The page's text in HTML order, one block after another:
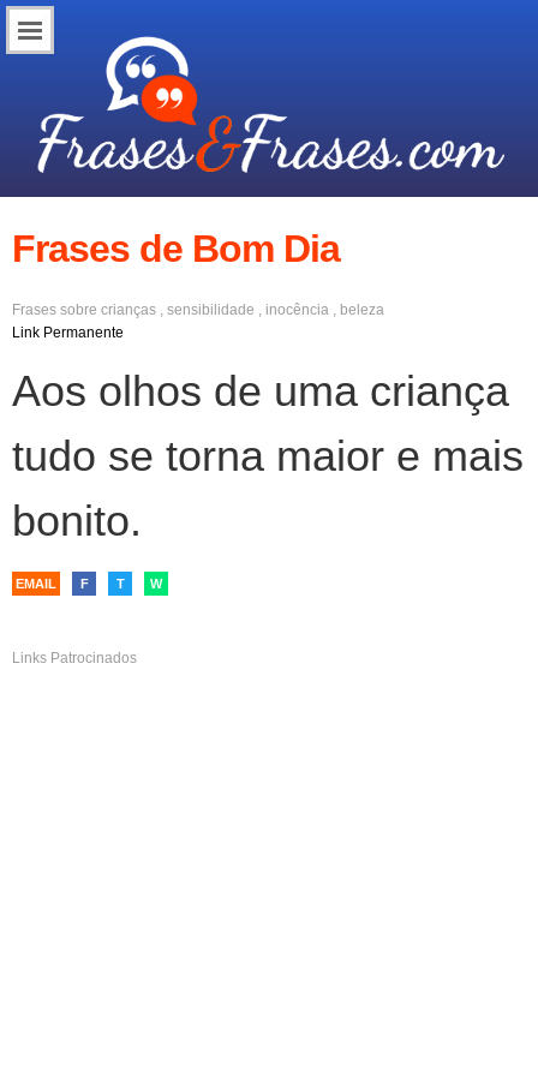
Frases de Bom Dia
Frases sobre crianças , sensibilidade , inocência , beleza
Link Permanente
Aos olhos de uma criança
tudo se torna maior e mais
bonito.
EMAIL F T W
Links Patrocinados